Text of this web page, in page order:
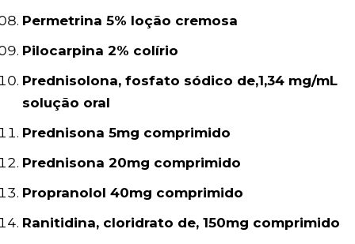
Permetrina 5% loção cremosa
Pilocarpina 2% colírio
Prednisolona, fosfato sódico de,1,34 mg/mL
solução oral
Prednisona 5mg comprimido
Prednisona 20mg comprimido
Propranolol 40mg comprimido
Ranitidina, cloridrato de, 150mg comprimido